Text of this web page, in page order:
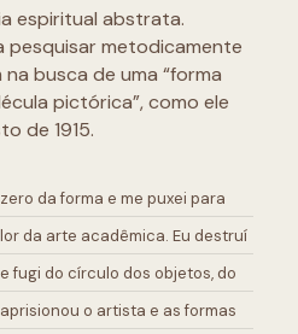
espiritual abstrata.
pesquisar metodicamente
busca de uma “forma
pictórica”, como ele
de 1915.
da forma e me puxei para
da arte acadêmica. Eu destruí
fugi do círculo dos objetos, do
o artista e as formas